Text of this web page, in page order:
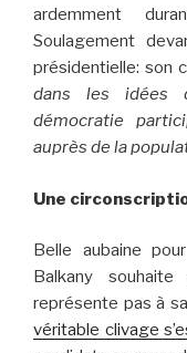
ardemment
Soulagement
présidentielle: son
dans les idées
démocratie
auprès de la
Une
Belle aubaine
Balkany
représente pas à
véritable clivage